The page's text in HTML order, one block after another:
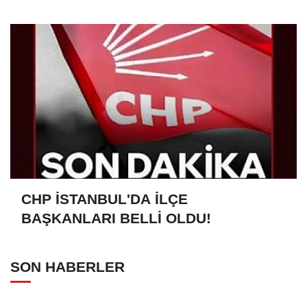
CHP İSTANBUL'DA İLÇE
BAŞKANLARI BELLİ OLDU!
SON HABERLER